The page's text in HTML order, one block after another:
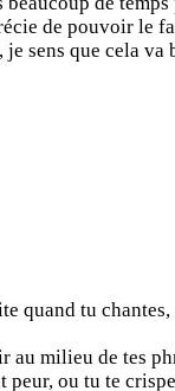
de pouvoir le
sens que cela va
quand tu
au milieu de tes
peur, ou tu te